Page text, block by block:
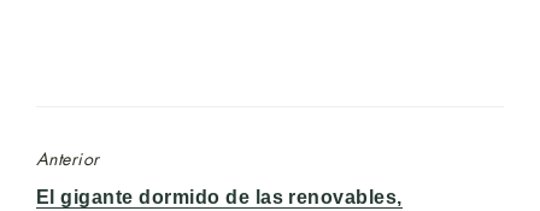
Anterior
Entrada
El gigante dormido de las renovables,